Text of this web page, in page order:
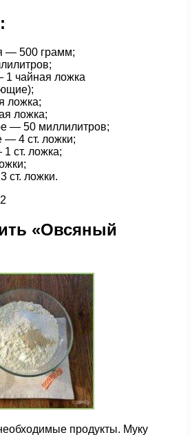
— 500 грамм;
чайная ложка
ложка;
ложка;
— 50 миллилитров;
— 4 ст. ложки;
ст. ложка;
ст. ложки.
«Овсяный
продукты. Муку